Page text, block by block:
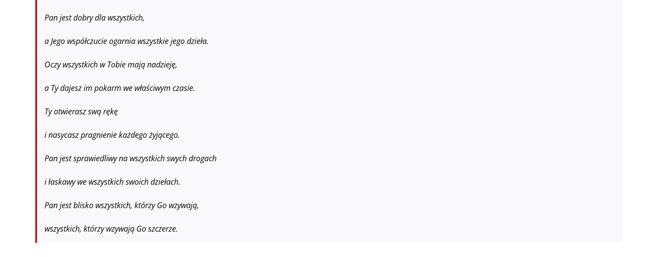
Pan jest dobry dla wszystkich,
a Jego współczucie ogarnia wszystkie jego dzieła.
Oczy wszystkich w Tobie mają nadzieję,
a Ty dajesz im pokarm we właściwym czasie.
Ty otwierasz swą rękę
i nasycasz pragnienie każdego żyjącego.
Pan jest sprawiedliwy na wszystkich swych drogach
i łaskawy we wszystkich swoich dziełach.
Pan jest blisko wszystkich, którzy Go wzywają,
wszystkich, którzy wzywają Go szczerze.